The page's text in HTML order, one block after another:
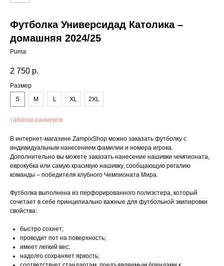
Футболка Универсидад Католика –
домашняя 2024/25
Puma
2 750 р.
Размер
S
M L XL 2XL
таблица размеров
В интернет-магазине ZampixShop можно заказать футболку с
индивидуальным нанесением фамилии и номера игрока.
Дополнительно вы можете заказать нанесение нашивки чемпионата,
еврокубка или самую красивую нашивку, сообщающую регалию
команды – победителя клубного Чемпионата Мира.
Футболка выполнена из перфорированного полиэстера, который
сочетает в себе принципиально важные для футбольной экипировки
свойства:
быстро сохнет;
проводит пот на поверхность;
имеет легкий вес;
надолго сохраняет яркость;